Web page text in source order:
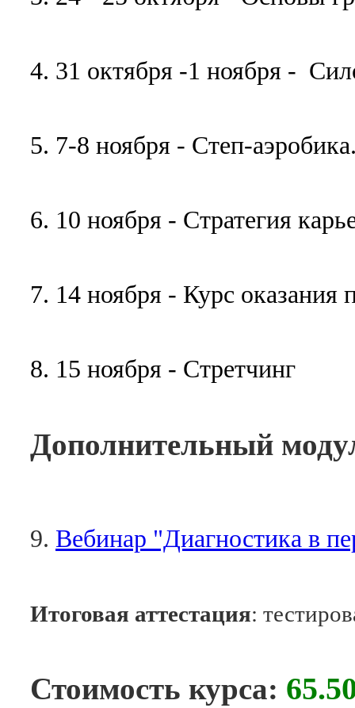
4. 31 октября -1 ноября -
5. 7-8 ноября - Степ-
6. 10 ноября - Стратегия
7. 14 ноября - Курс оказания
8. 15 ноября - Стретчинг
Дополнительный
9. Вебинар "Диагностика в
Итоговая аттестация:
Стоимость курса: